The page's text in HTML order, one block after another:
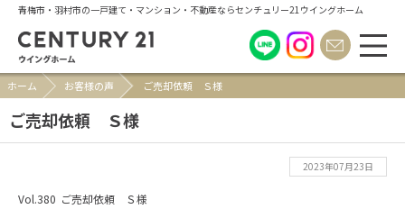
青梅市・羽村市の一戸建て・マンション・不動産ならセンチュリー21ウイングホーム
ホーム お客様の声 ご売却依頼 Ｓ様
ご売却依頼 Ｓ様
2023年07月23日
Vol.380 ご売却依頼 Ｓ様